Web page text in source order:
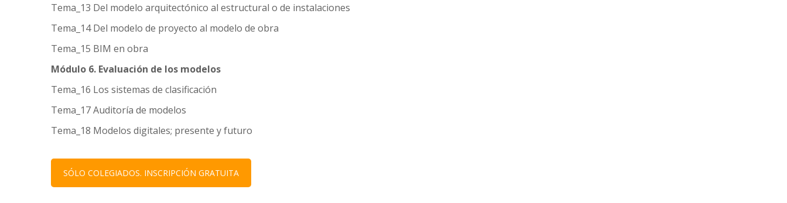
Tema_13 Del modelo arquitectónico al estructural o de instalaciones
Tema_14 Del modelo de proyecto al modelo de obra
Tema_15 BIM en obra
Módulo 6. Evaluación de los modelos
Tema_16 Los sistemas de clasificación
Tema_17 Auditoría de modelos
Tema_18 Modelos digitales; presente y futuro
SÓLO COLEGIADOS. INSCRIPCIÓN GRATUITA